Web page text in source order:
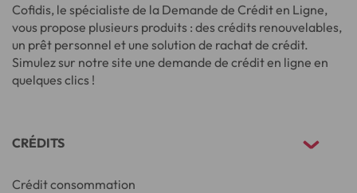
Cofidis, le spécialiste de la Demande de Crédit en Ligne,
vous propose plusieurs produits : des crédits renouvelables,
un prêt personnel et une solution de rachat de crédit.
Simulez sur notre site une demande de crédit en ligne en
quelques clics !
CRÉDITS
Crédit consommation